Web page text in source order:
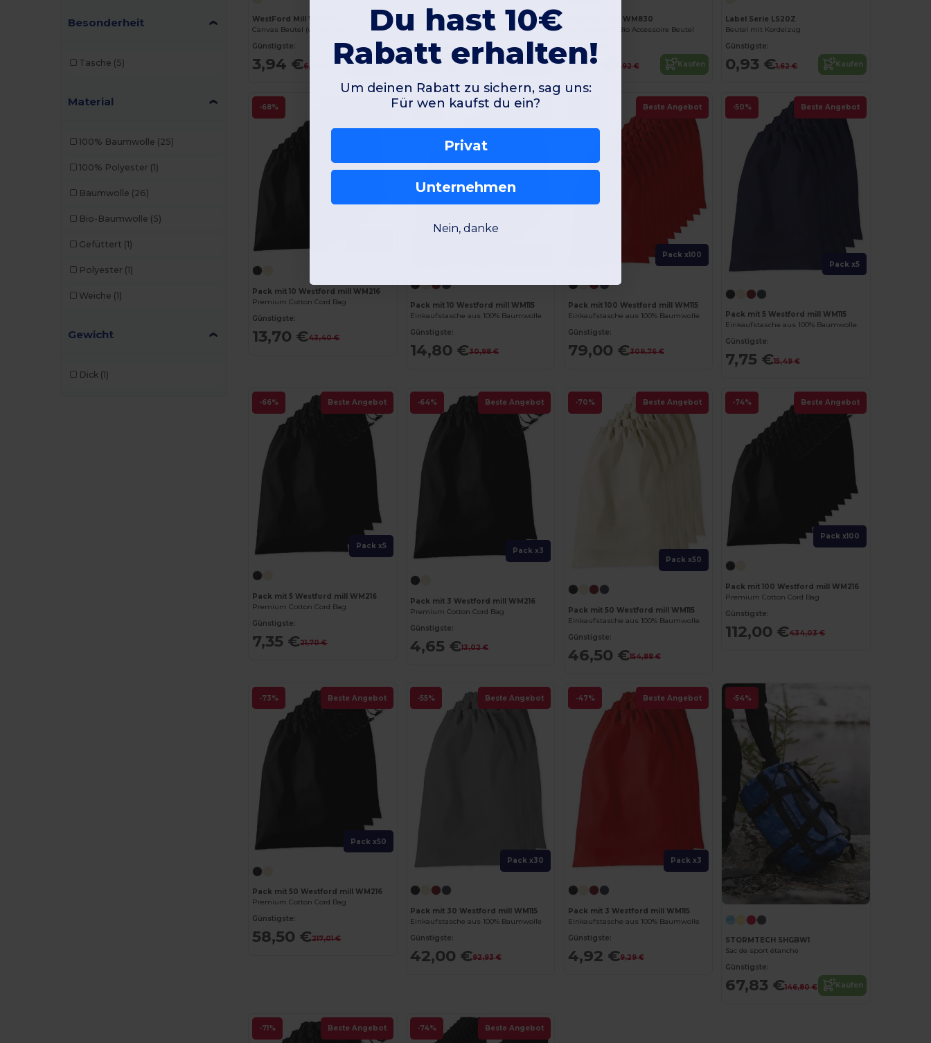
Besonderheit
Tasche (5)
Material
100% Baumwolle (25)
100% Polyester (1)
Baumwolle (26)
Bio-Baumwolle (5)
Gefüttert (1)
Polyester (1)
Weiche (1)
Gewicht
Dick (1)
WestFord Mill WM572
Canvas Beutel (umkehrbar)
Günstigste:
3,94 €6,44 € Kaufen
Bag Base BG915
Kordebeutel zur Sublimation
Günstigste:
1,32 € Kaufen
Westford mill WM830
EarthAware™ Bio Accessoire Beutel
Günstigste:
3,41 € 4,92 € Kaufen
Label Serie LS20Z
Beutel mit Kordelzug
Günstigste:
0,93 €1,62 € Kaufen
-68%
Pack mit 10 Westford mill WM216
Premium Cotton Cord Bag
Günstigste:
13,70 €43,40 €
-52% Beste Angebot
Pack mit 10 Westford mill WM115
Einkaufstasche aus 100% Baumwolle
Günstigste:
14,80 €30,98 €
Beste Angebot
Pack x100
Pack mit 100 Westford mill WM115
Einkaufstasche aus 100% Baumwolle
Günstigste:
79,00 €309,76 €
-50% Beste Angebot
Pack x5
Pack mit 5 Westford mill WM115
Einkaufstasche aus 100% Baumwolle
Günstigste:
7,75 €15,49 €
-66% Beste Angebot
Pack x5
Pack mit 5 Westford mill WM216
Premium Cotton Cord Bag
Günstigste:
7,35 €21,70 €
-64% Beste Angebot
Pack x3
Pack mit 3 Westford mill WM216
Premium Cotton Cord Bag
Günstigste:
4,65 €13,02 €
-70% Beste Angebot
Pack x50
Pack mit 50 Westford mill WM115
Einkaufstasche aus 100% Baumwolle
Günstigste:
46,50 €154,88 €
-74% Beste Angebot
Pack x100
Pack mit 100 Westford mill WM216
Premium Cotton Cord Bag
Günstigste:
112,00 €434,03 €
-73% Beste Angebot
Pack x50
Pack mit 50 Westford mill WM216
Premium Cotton Cord Bag
Günstigste:
58,50 €217,01 €
-55% Beste Angebot
Pack x30
Pack mit 30 Westford mill WM115
Einkaufstasche aus 100% Baumwolle
Günstigste:
42,00 €92,93 €
-47% Beste Angebot
Pack x3
Pack mit 3 Westford mill WM115
Einkaufstasche aus 100% Baumwolle
Günstigste:
4,92 €9,29 €
-54%
STORMTECH SHGBW1
Sac de sport étanche
Günstigste:
67,83 €146,80 € Kaufen
-71% Beste Angebot -74% Beste Angebot
Du hast 10€
Rabatt erhalten!
Um deinen Rabatt zu sichern, sag uns:
Für wen kaufst du ein?
Privat
Unternehmen
Nein, danke